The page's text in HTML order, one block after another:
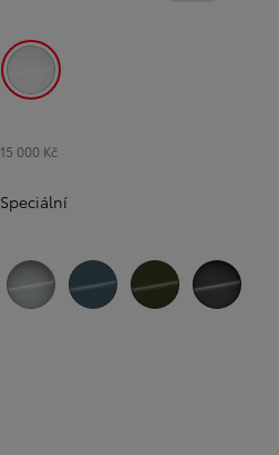
Bílá ledová
15 000 Kč
Speciální